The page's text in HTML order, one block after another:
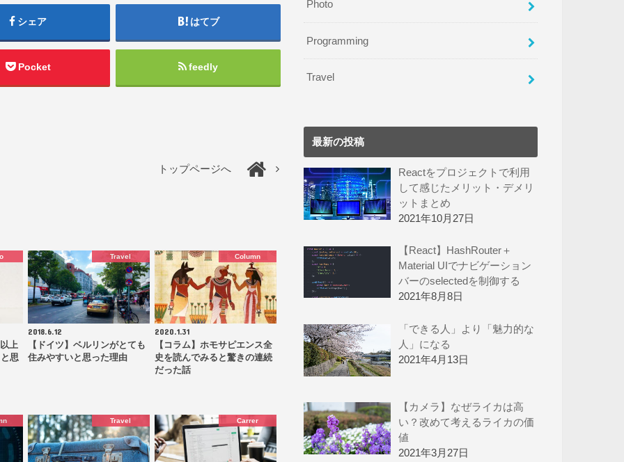
シェア はてブ
Pocket feedly
トップページへ
上
思
Travel
2018.6.12
【ドイツ】ベルリンがとても
住みやすいと思った理由
Column
2020.1.31
【コラム】ホモサピエンス全
史を読んでみると驚きの連続
だった話
Travel Carrer
Photo
Programming
Travel
最新の投稿
Reactをプロジェクトで利用
して感じたメリット・デメリ
ットまとめ
2021年10月27日
【React】HashRouter＋
Material UIでナビゲーション
バーのselectedを制御する
2021年8月8日
「できる人」より「魅力的な
人」になる
2021年4月13日
【カメラ】なぜライカは高
い？改めて考えるライカの価
値
2021年3月27日